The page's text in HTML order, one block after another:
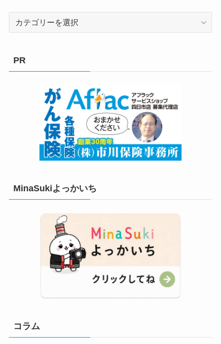
PR
MinaSukiよっかいち
コラム